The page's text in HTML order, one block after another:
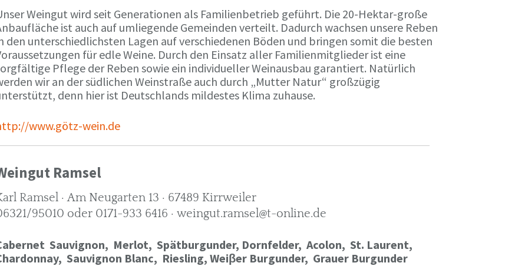
Weingut wird seit Generationen als Familienbetrieb geführt. Die 20-Hektar-große
ist auch auf umliegende Gemeinden verteilt. Dadurch wachsen unsere Reben
den unterschiedlichsten Lagen auf verschiedenen Böden und bringen somit die besten
für edle Weine. Durch den Einsatz aller Familienmitglieder ist eine
Pflege der Reben sowie ein individueller Weinausbau garantiert. Natürlich
wir an der südlichen Weinstraße auch durch „Mutter Natur“ großzügig
denn hier ist Deutschlands mildestes Klima zuhause.
www.götz-wein.de
Ramsel
Ramsel · Am Neugarten 13 · 67489 Kirrweiler
95010 oder 0171-933 6416 · weingut.ramsel@t-online.de
Sauvignon, Merlot, Spätburgunder, Dornfelder, Acolon, St. Laurent,
Sauvignon Blanc, Riesling, Weiβer Burgunder, Grauer Burgunder